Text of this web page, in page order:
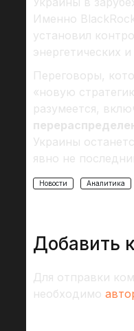
Именно
установил
энергетических
Переговоры,
«новую
разумеется,
Украины
явно не
Новости Аналитика
Добавить
Для отправки
необходимо